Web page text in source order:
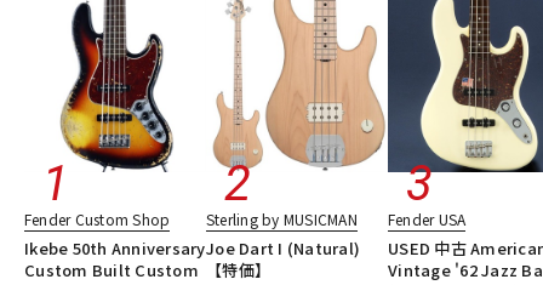
Fender Custom Shop
Ikebe 50th Anniversary
Custom Built Custom
Sterling by MUSICMAN
Joe Dart I (Natural)
【特価】
Fender USA
USED 中古
Vintage '62 Jazz